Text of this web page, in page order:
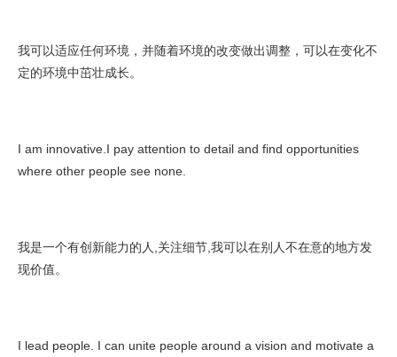
我可以适应任何环境，并随着环境的改变做出调整，可以在变化不
定的环境中茁壮成长。
I am innovative.I pay attention to detail and find opportunities
where other people see none.
我是一个有创新能力的人,关注细节,我可以在别人不在意的地方发
现价值。
I lead people. I can unite people around a vision and motivate a